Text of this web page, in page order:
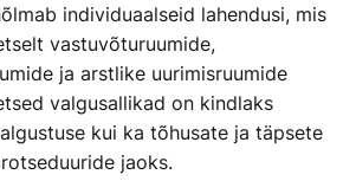
individuaalseid lahendusi, mis
vastuvõturuumide,
ja arstlike uurimisruumide
valgusallikad on kindlaks
kui ka tõhusate ja täpsete
jaoks.